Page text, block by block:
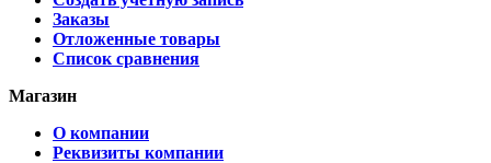
Заказы
Отложенные товары
Список сравнения
Магазин
О компании
Реквизиты компании